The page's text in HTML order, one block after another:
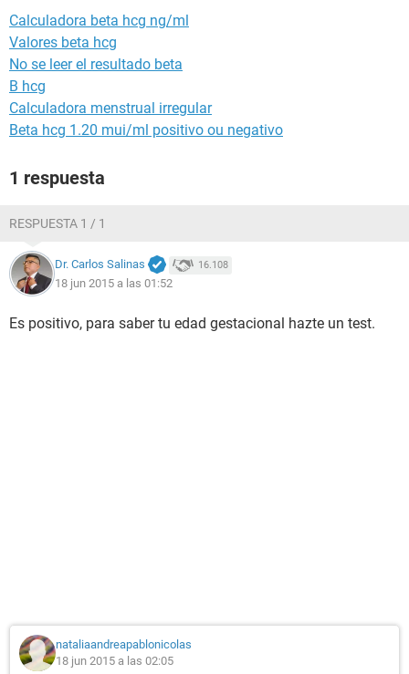
Calculadora beta hcg ng/ml
Valores beta hcg
No se leer el resultado beta
B hcg
Calculadora menstrual irregular
Beta hcg 1.20 mui/ml positivo ou negativo
1 respuesta
RESPUESTA 1 / 1
Dr. Carlos Salinas 16.108
18 jun 2015 a las 01:52
Es positivo, para saber tu edad gestacional hazte un test.
nataliaandreapablonicolas
18 jun 2015 a las 02:05